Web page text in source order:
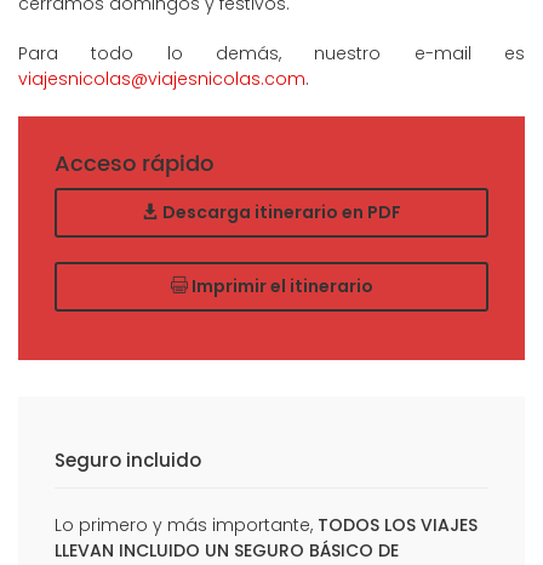
Para todo lo demás, nuestro e-mail es
viajesnicolas@viajesnicolas.com.
Acceso rápido
Descarga itinerario en PDF
Imprimir el itinerario
Seguro incluido
Lo primero y más importante, TODOS LOS VIAJES
LLEVAN INCLUIDO UN SEGURO BÁSICO DE